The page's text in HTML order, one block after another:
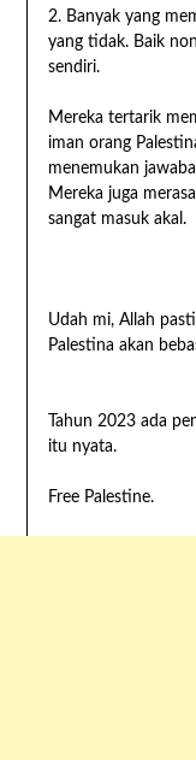
2. Banyak yang
yang tidak. Baik
sendiri.
Mereka tertarik
iman orang
menemukan
Mereka juga
sangat masuk akal.
Udah mi, Allah
Palestina akan
Tahun 2023 ada
itu nyata.
Free Palestine.